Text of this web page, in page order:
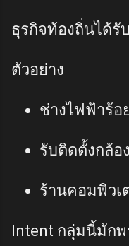
ธุรกิจท้องถิ่นได้รั
ตัวอย่าง
ช่างไฟฟ้าร้อ
รับติดตั้งกล้อ
ร้านคอมพิวเ
Intent กลุ่มนี้มัก